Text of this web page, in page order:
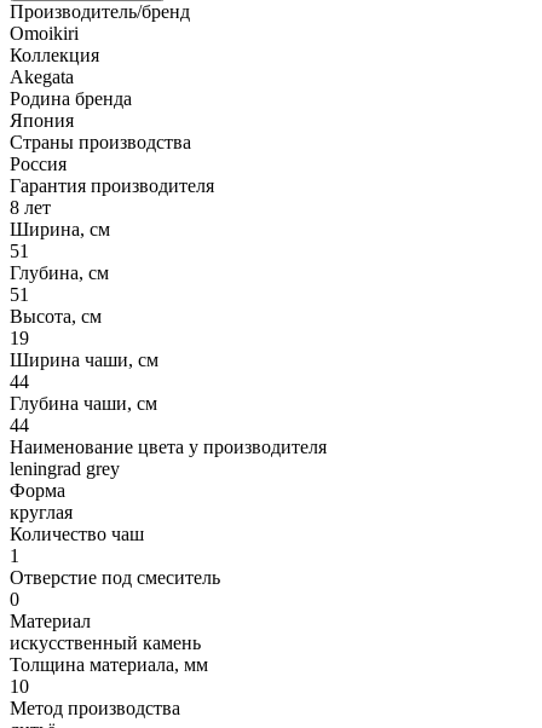
Производитель/бренд
Omoikiri
Коллекция
Akegata
Родина бренда
Япония
Страны производства
Россия
Гарантия производителя
8 лет
Ширина, см
51
Глубина, см
51
Высота, см
19
Ширина чаши, см
44
Глубина чаши, см
44
Наименование цвета у производителя
leningrad grey
Форма
круглая
Количество чаш
1
Отверстие под смеситель
0
Материал
искусственный камень
Толщина материала, мм
10
Метод производства